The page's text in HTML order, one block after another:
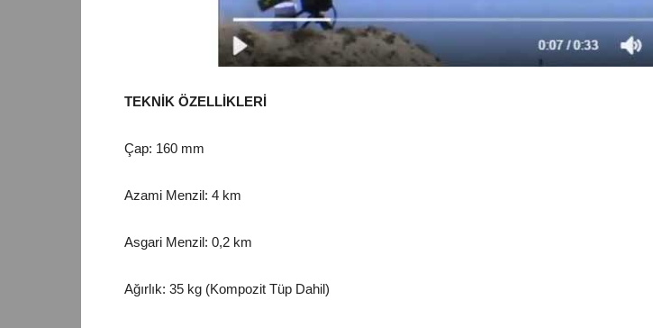
TEKNİK ÖZELLİKLERİ
Çap: 160 mm
Azami Menzil: 4 km
Asgari Menzil: 0,2 km
Ağırlık: 35 kg (Kompozit Tüp Dahil)